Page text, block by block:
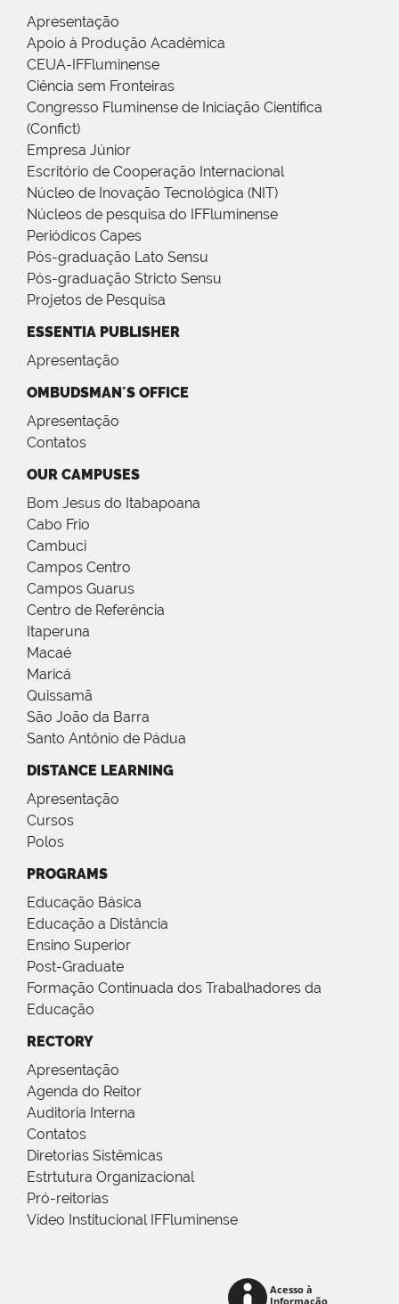
Apresentação
Apoio à Produção Acadêmica
CEUA-IFFluminense
Ciência sem Fronteiras
Congresso Fluminense de Iniciação Científica
(Confict)
Empresa Júnior
Escritório de Cooperação Internacional
Núcleo de Inovação Tecnológica (NIT)
Núcleos de pesquisa do IFFluminense
Periódicos Capes
Pós-graduação Lato Sensu
Pós-graduação Stricto Sensu
Projetos de Pesquisa
ESSENTIA PUBLISHER
Apresentação
OMBUDSMAN´S OFFICE
Apresentação
Contatos
OUR CAMPUSES
Bom Jesus do Itabapoana
Cabo Frio
Cambuci
Campos Centro
Campos Guarus
Centro de Referência
Itaperuna
Macaé
Maricá
Quissamã
São João da Barra
Santo Antônio de Pádua
DISTANCE LEARNING
Apresentação
Cursos
Polos
PROGRAMS
Educação Básica
Educação a Distância
Ensino Superior
Post-Graduate
Formação Continuada dos Trabalhadores da
Educação
RECTORY
Apresentação
Agenda do Reitor
Auditoria Interna
Contatos
Diretorias Sistêmicas
Estrtutura Organizacional
Pró-reitorias
Vídeo Institucional IFFluminense